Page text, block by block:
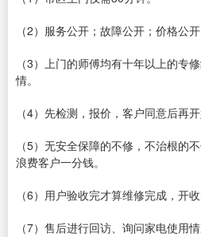
（2）服务公开；故障公开；价格公开
（3）上门的师傅均有十年以上的专
情。
（4）先检测，报价，客户同意后再开
（5）无安全保障的不修，不治根的
浪费客户一分钱。
（6）用户验收完才算维修完成，开
（7）售后进行回访、询问家电使用